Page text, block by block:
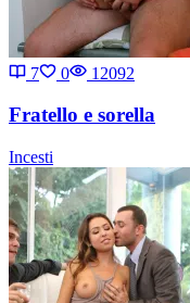
7
0 12092
Fratello e sorella
Incesti